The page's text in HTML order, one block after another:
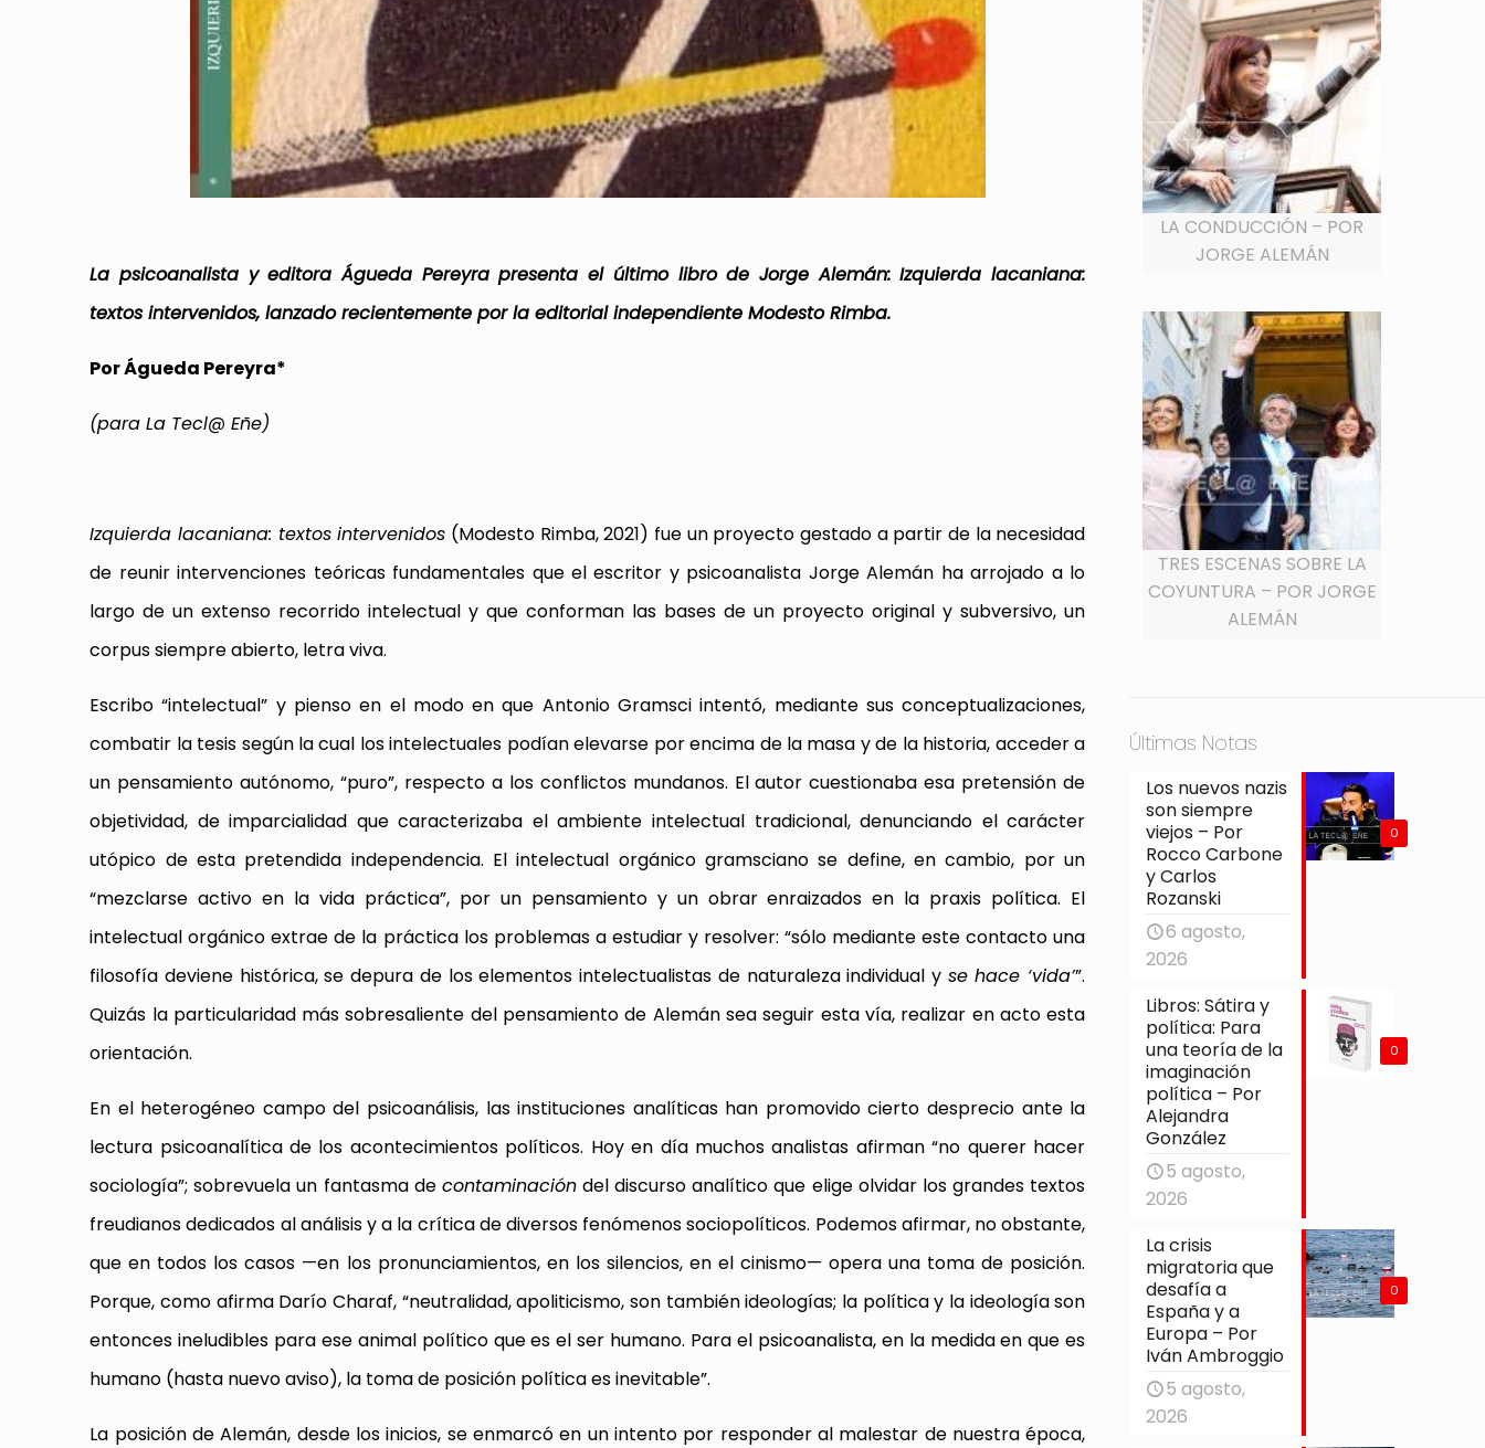
La psicoanalista y editora Águeda Pereyra presenta el último libro de Jorge Alemán: Izquierda lacaniana:
textos intervenidos, lanzado recientemente por la editorial independiente Modesto Rimba.
Por Águeda Pereyra*
(para La Tecl@ Eñe)
Izquierda lacaniana: textos intervenidos (Modesto Rimba, 2021) fue un proyecto gestado a partir de la necesidad
de reunir intervenciones teóricas fundamentales que el escritor y psicoanalista Jorge Alemán ha arrojado a lo
largo de un extenso recorrido intelectual y que conforman las bases de un proyecto original y subversivo, un
corpus siempre abierto, letra viva.
Escribo “intelectual” y pienso en el modo en que Antonio Gramsci intentó, mediante sus conceptualizaciones,
combatir la tesis según la cual los intelectuales podían elevarse por encima de la masa y de la historia, acceder a
un pensamiento autónomo, “puro”, respecto a los conflictos mundanos. El autor cuestionaba esa pretensión de
objetividad, de imparcialidad que caracterizaba el ambiente intelectual tradicional, denunciando el carácter
utópico de esta pretendida independencia. El intelectual orgánico gramsciano se define, en cambio, por un
“mezclarse activo en la vida práctica”, por un pensamiento y un obrar enraizados en la praxis política. El
intelectual orgánico extrae de la práctica los problemas a estudiar y resolver: “sólo mediante este contacto una
filosofía deviene histórica, se depura de los elementos intelectualistas de naturaleza individual y se hace ‘vida’”.
Quizás la particularidad más sobresaliente del pensamiento de Alemán sea seguir esta vía, realizar en acto esta
orientación.
En el heterogéneo campo del psicoanálisis, las instituciones analíticas han promovido cierto desprecio ante la
lectura psicoanalítica de los acontecimientos políticos. Hoy en día muchos analistas afirman “no querer hacer
sociología”; sobrevuela un fantasma de contaminacióndel discurso analítico que elige olvidar los grandes textos
freudianos dedicados al análisis y a la crítica de diversos fenómenos sociopolíticos. Podemos afirmar, no obstante,
que en todos los casos —en los pronunciamientos, en los silencios, en el cinismo— opera una toma de posición.
Porque, como afirma Darío Charaf, “neutralidad, apoliticismo, son también ideologías; la política y la ideología son
entonces ineludibles para ese animal político que es el ser humano. Para el psicoanalista, en la medida en que es
humano (hasta nuevo aviso), la toma de posición política es inevitable”.
La posición de Alemán, desde los inicios, se enmarcó en un intento por responder al malestar de nuestra época,
LA CONDUCCIÓN – POR
JORGE ALEMÁN
TRES ESCENAS SOBRE LA
COYUNTURA – POR JORGE
ALEMÁN
Últimas Notas
0
Los nuevos nazis
son siempre
viejos – Por
Rocco Carbone
y Carlos
Rozanski
6 agosto,
2026
0
Libros: Sátira y
política: Para
una teoría de la
imaginación
política – Por
Alejandra
González
5 agosto,
2026
0
La crisis
migratoria que
desafía a
España y a
Europa – Por
Iván Ambroggio
5 agosto,
2026